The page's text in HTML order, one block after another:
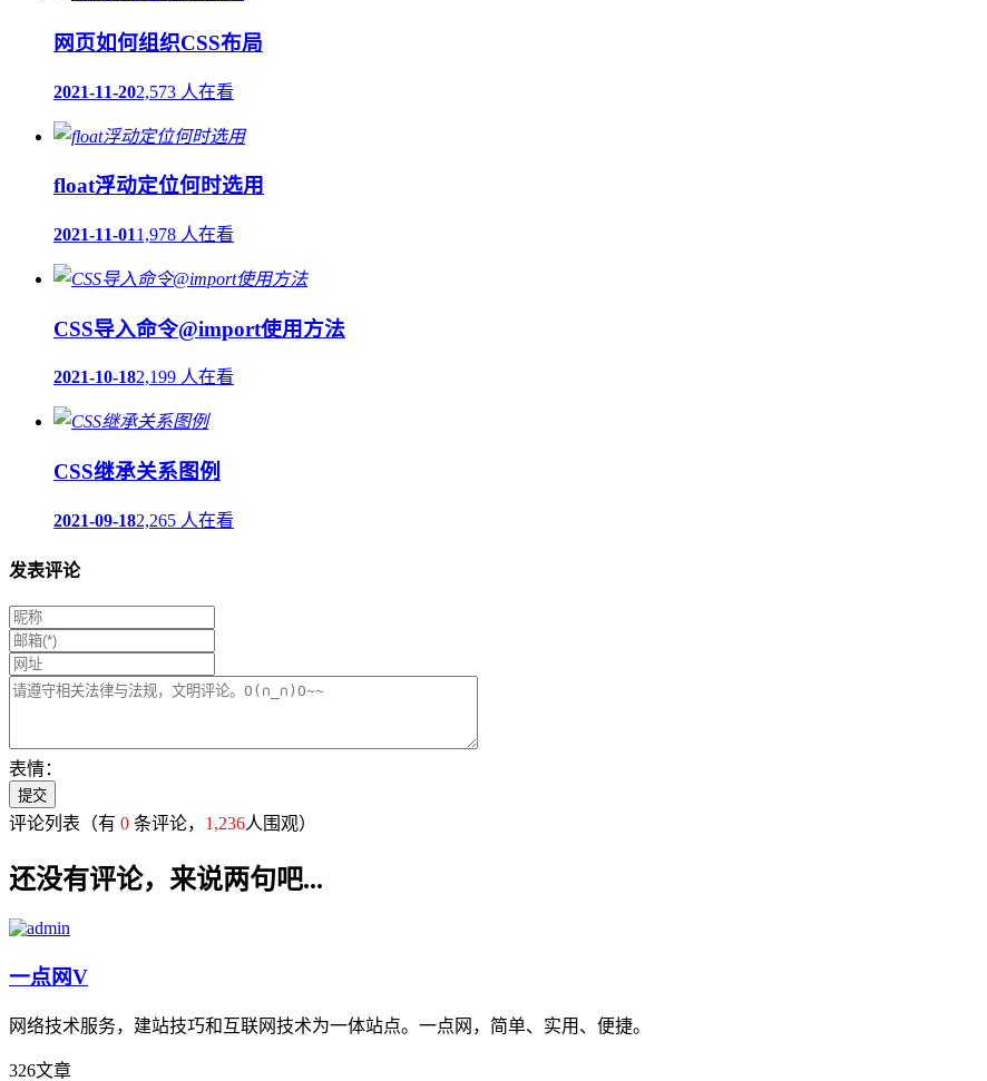
网页如何组织CSS布局
2021-11-202,573 人在看
float浮动定位何时选用
2021-11-011,978 人在看
CSS导入命令@import使用方法
2021-10-182,199 人在看
CSS继承关系图例
2021-09-182,265 人在看
发表评论
表情：
评论列表 （有 0 条评论， 1,236人围观）
还没有评论，来说两句吧...
一点网V
网络技术服务，建站技巧和互联网技术为一体站点。一点网，简单、实用、便捷。
326文章